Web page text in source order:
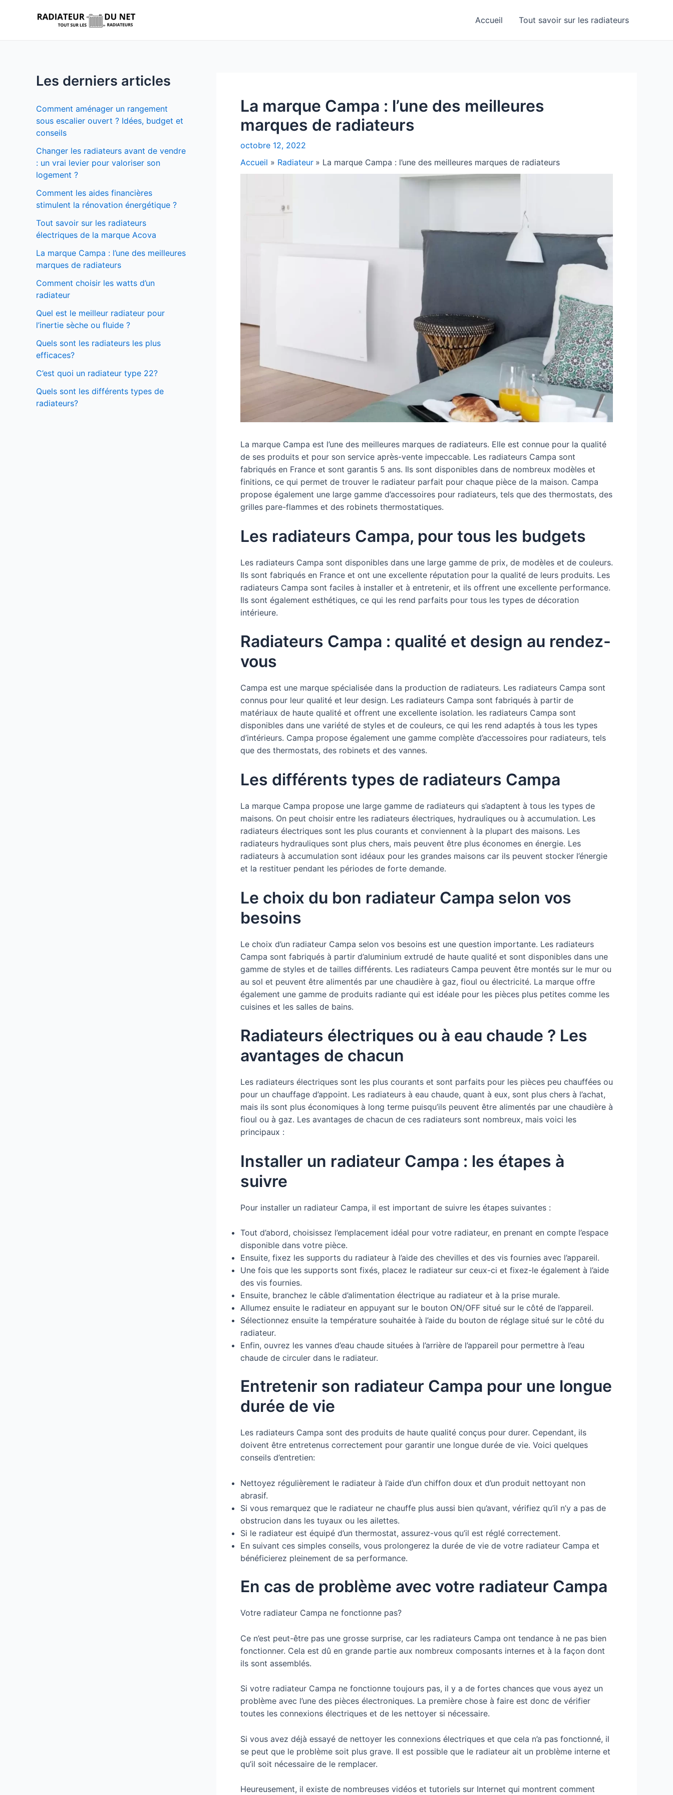
Accueil Tout savoir sur les radiateurs
Les derniers articles
Comment aménager un rangement
sous escalier ouvert ? Idées, budget et
conseils
Changer les radiateurs avant de vendre
: un vrai levier pour valoriser son
logement ?
Comment les aides financières
stimulent la rénovation énergétique ?
Tout savoir sur les radiateurs
électriques de la marque Acova
La marque Campa : l’une des meilleures
marques de radiateurs
Comment choisir les watts d’un
radiateur
Quel est le meilleur radiateur pour
l’inertie sèche ou fluide ?
Quels sont les radiateurs les plus
efficaces?
C’est quoi un radiateur type 22?
Quels sont les différents types de
radiateurs?
La marque Campa : l’une des meilleures
marques de radiateurs
octobre 12, 2022
Accueil
Radiateur La marque Campa : l’une des meilleures marques de radiateurs
La marque Campa est l’une des meilleures marques de radiateurs. Elle est connue pour la qualité
de ses produits et pour son service après-vente impeccable. Les radiateurs Campa sont
fabriqués en France et sont garantis 5 ans. Ils sont disponibles dans de nombreux modèles et
finitions, ce qui permet de trouver le radiateur parfait pour chaque pièce de la maison. Campa
propose également une large gamme d’accessoires pour radiateurs, tels que des thermostats, des
grilles pare-flammes et des robinets thermostatiques.
Les radiateurs Campa, pour tous les budgets
Les radiateurs Campa sont disponibles dans une large gamme de prix, de modèles et de couleurs.
Ils sont fabriqués en France et ont une excellente réputation pour la qualité de leurs produits. Les
radiateurs Campa sont faciles à installer et à entretenir, et ils offrent une excellente performance.
Ils sont également esthétiques, ce qui les rend parfaits pour tous les types de décoration
intérieure.
Radiateurs Campa : qualité et design au rendez-
vous
Campa est une marque spécialisée dans la production de radiateurs. Les radiateurs Campa sont
connus pour leur qualité et leur design. Les radiateurs Campa sont fabriqués à partir de
matériaux de haute qualité et offrent une excellente isolation. les radiateurs Campa sont
disponibles dans une variété de styles et de couleurs, ce qui les rend adaptés à tous les types
d’intérieurs. Campa propose également une gamme complète d’accessoires pour radiateurs, tels
que des thermostats, des robinets et des vannes.
Les différents types de radiateurs Campa
La marque Campa propose une large gamme de radiateurs qui s’adaptent à tous les types de
maisons. On peut choisir entre les radiateurs électriques, hydrauliques ou à accumulation. Les
radiateurs électriques sont les plus courants et conviennent à la plupart des maisons. Les
radiateurs hydrauliques sont plus chers, mais peuvent être plus économes en énergie. Les
radiateurs à accumulation sont idéaux pour les grandes maisons car ils peuvent stocker l’énergie
et la restituer pendant les périodes de forte demande.
Le choix du bon radiateur Campa selon vos
besoins
Le choix d’un radiateur Campa selon vos besoins est une question importante. Les radiateurs
Campa sont fabriqués à partir d’aluminium extrudé de haute qualité et sont disponibles dans une
gamme de styles et de tailles différents. Les radiateurs Campa peuvent être montés sur le mur ou
au sol et peuvent être alimentés par une chaudière à gaz, fioul ou électricité. La marque offre
également une gamme de produits radiante qui est idéale pour les pièces plus petites comme les
cuisines et les salles de bains.
Radiateurs électriques ou à eau chaude ? Les
avantages de chacun
Les radiateurs électriques sont les plus courants et sont parfaits pour les pièces peu chauffées ou
pour un chauffage d’appoint. Les radiateurs à eau chaude, quant à eux, sont plus chers à l’achat,
mais ils sont plus économiques à long terme puisqu’ils peuvent être alimentés par une chaudière à
fioul ou à gaz. Les avantages de chacun de ces radiateurs sont nombreux, mais voici les
principaux :
Installer un radiateur Campa : les étapes à
suivre
Pour installer un radiateur Campa, il est important de suivre les étapes suivantes :
Tout d’abord, choisissez l’emplacement idéal pour votre radiateur, en prenant en compte l’espace
disponible dans votre pièce.
Ensuite, fixez les supports du radiateur à l’aide des chevilles et des vis fournies avec l’appareil.
Une fois que les supports sont fixés, placez le radiateur sur ceux-ci et fixez-le également à l’aide
des vis fournies.
Ensuite, branchez le câble d’alimentation électrique au radiateur et à la prise murale.
Allumez ensuite le radiateur en appuyant sur le bouton ON/OFF situé sur le côté de l’appareil.
Sélectionnez ensuite la température souhaitée à l’aide du bouton de réglage situé sur le côté du
radiateur.
Enfin, ouvrez les vannes d’eau chaude situées à l’arrière de l’appareil pour permettre à l’eau
chaude de circuler dans le radiateur.
Entretenir son radiateur Campa pour une longue
durée de vie
Les radiateurs Campa sont des produits de haute qualité conçus pour durer. Cependant, ils
doivent être entretenus correctement pour garantir une longue durée de vie. Voici quelques
conseils d’entretien:
Nettoyez régulièrement le radiateur à l’aide d’un chiffon doux et d’un produit nettoyant non
abrasif.
Si vous remarquez que le radiateur ne chauffe plus aussi bien qu’avant, vérifiez qu’il n’y a pas de
obstrucion dans les tuyaux ou les ailettes.
Si le radiateur est équipé d’un thermostat, assurez-vous qu’il est réglé correctement.
En suivant ces simples conseils, vous prolongerez la durée de vie de votre radiateur Campa et
bénéficierez pleinement de sa performance.
En cas de problème avec votre radiateur Campa
Votre radiateur Campa ne fonctionne pas?
Ce n’est peut-être pas une grosse surprise, car les radiateurs Campa ont tendance à ne pas bien
fonctionner. Cela est dû en grande partie aux nombreux composants internes et à la façon dont
ils sont assemblés.
Si votre radiateur Campa ne fonctionne toujours pas, il y a de fortes chances que vous ayez un
problème avec l’une des pièces électroniques. La première chose à faire est donc de vérifier
toutes les connexions électriques et de les nettoyer si nécessaire.
Si vous avez déjà essayé de nettoyer les connexions électriques et que cela n’a pas fonctionné, il
se peut que le problème soit plus grave. Il est possible que le radiateur ait un problème interne et
qu’il soit nécessaire de le remplacer.
Heureusement, il existe de nombreuses vidéos et tutoriels sur Internet qui montrent comment